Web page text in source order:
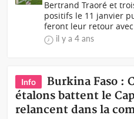
Bertrand Traoré et
positifs le 11 janvier
feront leur retour
il y a 4 ans
Info
Burkina Faso :
étalons battent le
relancent dans la